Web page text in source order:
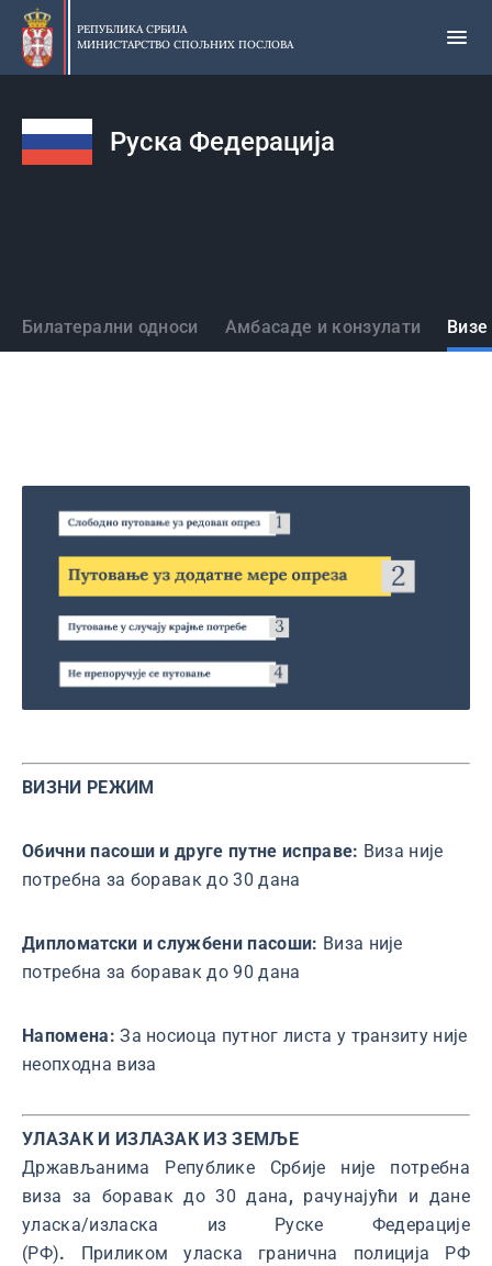
Прескочи
главни
део
РЕПУБЛИКА СРБИЈА
МИНИСТАРСТВО СПОЉНИХ ПОСЛОВА
Руска Федерација
Државе
Билатерални односи Амбасаде и конзулати
ВИЗНИ РЕЖИМ
Обични пасоши и друге путне исправе: Виза није
потребна за боравак до 30 дана
Дипломатски и службени пасоши: Виза није
потребна за боравак до 90 дана
Напомена:За носиоца путног листа у транзиту није
неопходна виза
УЛАЗАК И ИЗЛАЗАК ИЗ ЗЕМЉЕ
Држављанима Републике Србије није потребна
виза за боравак до 30 дана, рачунајући и дане
уласка/изласка из Руске Федерације
(РФ). Приликом уласка гранична полиција РФ